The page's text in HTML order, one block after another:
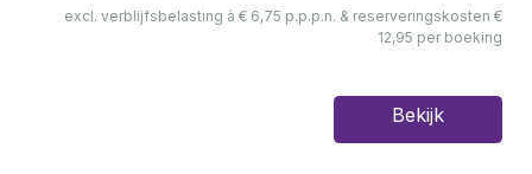
excl. verblijfsbelasting à € 6,75 p.p.p.n. & reserveringskosten €
12,95 per boeking
Bekijk